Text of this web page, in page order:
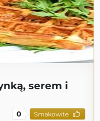
serem i
0 Smakowite